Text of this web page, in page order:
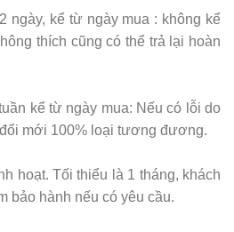
ngày, kể từ ngày mua : không kể
thích cũng có thể trả lại hoàn
kể từ ngày mua: Nếu có lỗi do
mới 100% loại tương đương.
hoạt. Tối thiểu là 1 tháng, khách
bảo hành nếu có yêu cầu.